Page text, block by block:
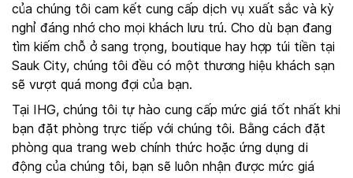
của chúng tôi cam kết cung cấp dịch vụ xuất sắc và kỳ
nghỉ đáng nhớ cho mọi khách lưu trú. Cho dù bạn đang
tìm kiếm chỗ ở sang trọng, boutique hay hợp túi tiền tại
Sauk City, chúng tôi đều có một thương hiệu khách sạn
sẽ vượt quá mong đợi của bạn.
Tại IHG, chúng tôi tự hào cung cấp mức giá tốt nhất khi
bạn đặt phòng trực tiếp với chúng tôi. Bằng cách đặt
phòng qua trang web chính thức hoặc ứng dụng di
động của chúng tôi, bạn sẽ luôn nhận được mức giá